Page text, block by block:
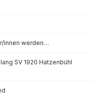
innen werden…
SV 1920 Hatzenbühl